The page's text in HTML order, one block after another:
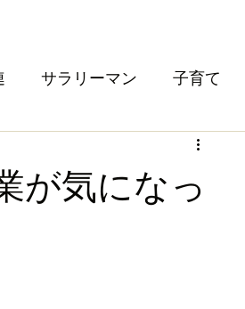
サラリーマン 子育て
日本文化
が気になっ